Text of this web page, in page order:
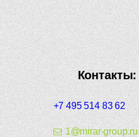
Контакты:
+7 495 514 83 62
1@mirar-group.ru